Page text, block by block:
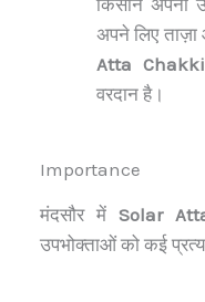
किसान अपनी
अपने लिए ताज़ा
Atta
वरदान है।
Importance
मंदसौर में Solar
उपभोक्ताओं को कई